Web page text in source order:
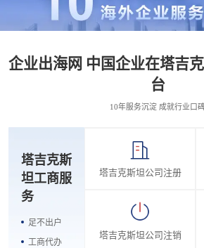
企业出海网 中国企业在塔吉
台
10年服务沉淀 成就行业口
塔吉克斯
坦工商服
务
足不出户
工商代办
塔吉克斯坦公司注册
塔吉克斯坦公司注销